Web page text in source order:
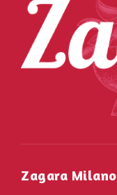
Zagara Milano